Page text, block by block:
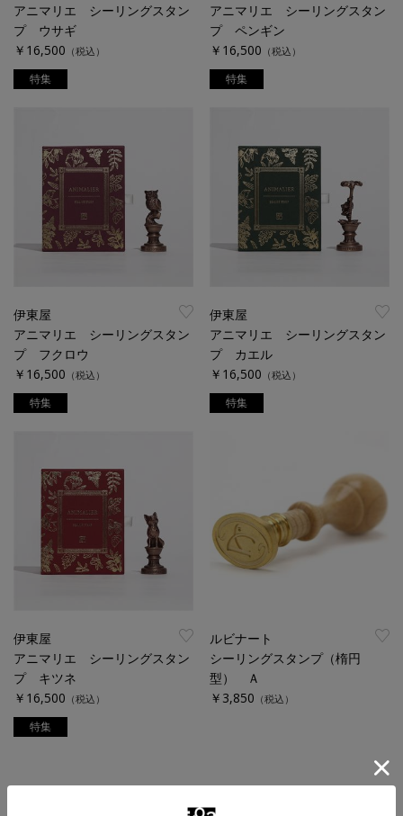
アニマリエ シーリングスタン
プ ウサギ
￥16,500 （税込）
特集
アニマリエ シーリングスタン
プ ペンギン
￥16,500 （税込）
特集
伊東屋
アニマリエ シーリングスタン
プ フクロウ
￥16,500 （税込）
特集
伊東屋
アニマリエ シーリングスタン
プ カエル
￥16,500 （税込）
特集
伊東屋
アニマリエ シーリングスタン
プ キツネ
￥16,500 （税込）
特集
ルビナート
シーリングスタンプ（楕円
型） Ａ
￥3,850 （税込）